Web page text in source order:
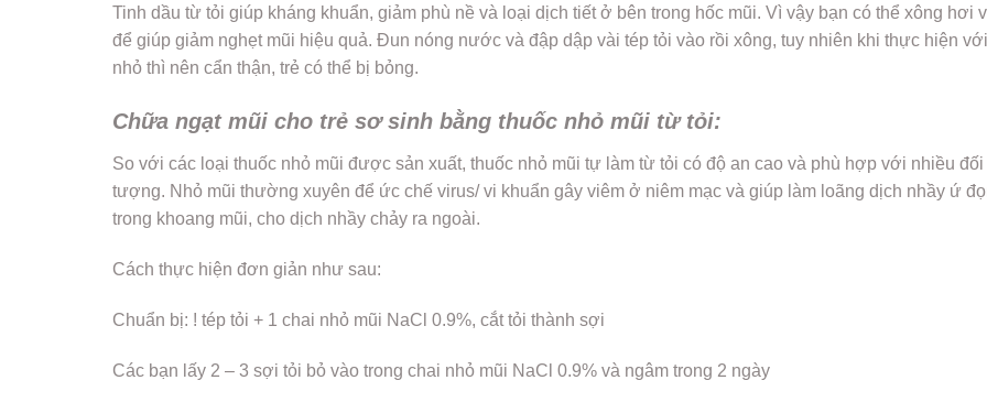
Tinh dầu từ tỏi giúp kháng khuẩn, giảm phù nề và loại dịch tiết ở bên trong hốc mũi. Vì vậy bạn có thể xông hơi
để giúp giảm nghẹt mũi hiệu quả. Đun nóng nước và đập dập vài tép tỏi vào rồi xông, tuy nhiên khi thực hiện
nhỏ thì nên cẩn thận, trẻ có thể bị bỏng.
Chữa ngạt mũi cho trẻ sơ sinh bằng thuốc nhỏ mũi từ tỏi:
So với các loại thuốc nhỏ mũi được sản xuất, thuốc nhỏ mũi tự làm từ tỏi có độ an cao và phù hợp với nhiều đối
tượng. Nhỏ mũi thường xuyên để ức chế virus/ vi khuẩn gây viêm ở niêm mạc và giúp làm loãng dịch nhầy ứ
trong khoang mũi, cho dịch nhầy chảy ra ngoài.
Cách thực hiện đơn giản như sau:
Chuẩn bị: ! tép tỏi + 1 chai nhỏ mũi NaCl 0.9%, cắt tỏi thành sợi
Các bạn lấy 2 – 3 sợi tỏi bỏ vào trong chai nhỏ mũi NaCl 0.9% và ngâm trong 2 ngày